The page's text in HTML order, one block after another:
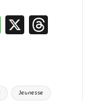
Li X
ds
Jeunesse